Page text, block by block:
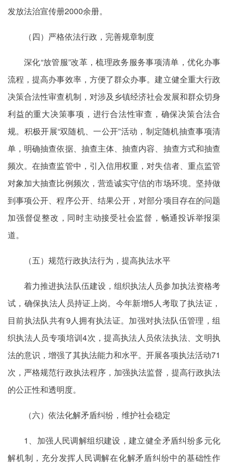
发放法治宣传册2000余册。
（四）严格依法行政，完善规章制度
深化“放管服”改革，梳理政务服务事项清单，优化办事
流程，提高办事效率，方便了群众办事。建立健全重大行政
决策合法性审查机制，对涉及乡镇经济社会发展和群众切身
利益的重大决策事项，进行合法性审查，确保决策合法合
规。积极开展“双随机、一公开”活动，制定随机抽查事项清
单，明确抽查依据、抽查主体、抽查内容、抽查方式和抽查
频次。在抽查监管中，引入信用权重，对失信者、重点监管
对象加大抽查比例频次，营造诚实守信的市场环境。坚持做
到事项公开、程序公开、结果公开，对部分项目存在的问题
加强督促整改，同时主动接受社会监督，畅通投诉举报渠
道。
（五）规范行政执法行为，提高执法水平
着力推进执法队伍建设，组织执法人员参加执法资格考
试，确保执法人员持证上岗。今年新增5人考取了执法证，
目前执法队共有9人拥有执法证。加强对执法队伍管理，组
织执法人员专项培训4次，提高执法人员依法执法、文明执
法的意识，增强了其执法能力和水平。开展各项执法活动71
次，严格规范行政执法程序，加强执法监督，提高行政执法
的公正性和透明度。
（六）依法化解矛盾纠纷，维护社会稳定
1、加强人民调解组织建设，建立健全矛盾纠纷多元化
解机制，充分发挥人民调解在化解矛盾纠纷中的基础性作